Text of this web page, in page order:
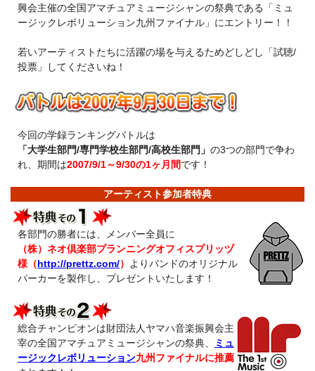
興会主催の全国アマチュアミュージシャンの祭典である「ミュ
ージックレボリューション九州ファイナル」にエントリー！！
若いアーティストたちに活躍の場を与えるためどしどし「試聴/
投票」してくださいね！
今回の学録ランキングバトルは
「大学生部門/専門学校生部門/高校生部門」 の3つの部門で争わ
れ、期間は2007/9/1～9/30の1ヶ月間です！
アーティスト参加者特典
各部門の勝者には、メンバー全員に
（株）ネオ倶楽部プランニングオフィスプリッヅ
様（http://prettz.com/） よりバンドのオリジナル
パーカーを製作し、プレゼントいたします！
総合チャンピオンは財団法人ヤマハ音楽振興会主
宰の全国アマチュアミュージシャンの祭典、
ミュ
ージックレボリューション九州ファイナルに推薦